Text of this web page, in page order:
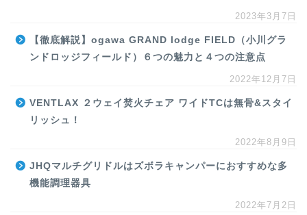
2023年3月7日
【徹底解説】ogawa GRAND lodge FIELD（小川グラ
ンドロッジフィールド）６つの魅力と４つの注意点
2022年12月7日
VENTLAX ２ウェイ焚火チェア ワイドTCは無骨&スタイ
リッシュ！
2022年8月9日
JHQマルチグリドルはズボラキャンパーにおすすめな多
機能調理器具
2022年7月2日